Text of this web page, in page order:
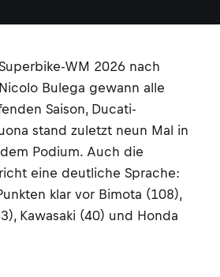
WM 2026 nach
Bulega gewann alle
Saison, Ducati-
stand zuletzt neun Mal in
Podium. Auch die
eine deutliche Sprache:
klar vor Bimota (108),
Kawasaki (40) und Honda